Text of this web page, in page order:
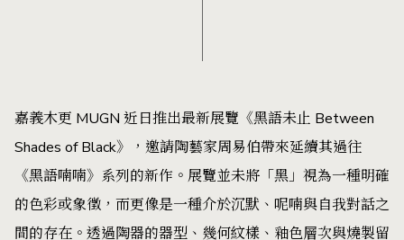
嘉義木更 MUGN 近日推出最新展覽《黑語未止 Between
Shades of Black》，邀請陶藝家周易伯帶來延續其過往
《黑語喃喃》系列的新作。展覽並未將「黑」視為一種明確
的色彩或象徵，而更像是一種介於沉默、呢喃與自我對話之
間的存在。透過陶器的器型、幾何紋樣、釉色層次與燒製留